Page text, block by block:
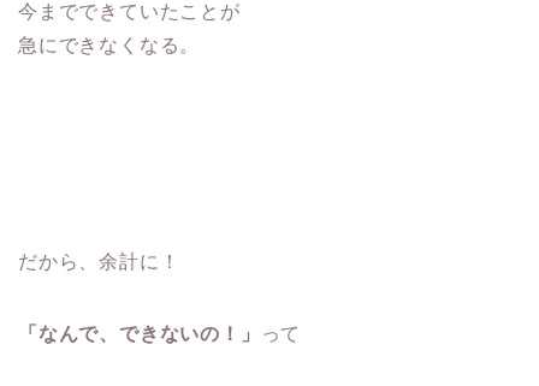
今までできていたことが
急にできなくなる。
だから、余計に！
「なんで、できないの！」 って